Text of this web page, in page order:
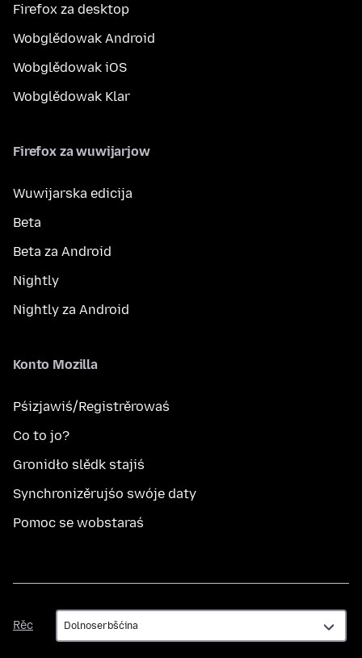
Firefox za desktop
Wobglědowak Android
Wobglědowak iOS
Wobglědowak Klar
Firefox za wuwijarjow
Wuwijarska edicija
Beta
Beta za Android
Nightly
Nightly za Android
Konto Mozilla
Pśizjawiś/Registrěrowaś
Co to jo?
Gronidło slědk stajiś
Synchronizěrujśo swóje daty
Pomoc se wobstaraś
Rěc
Rěc